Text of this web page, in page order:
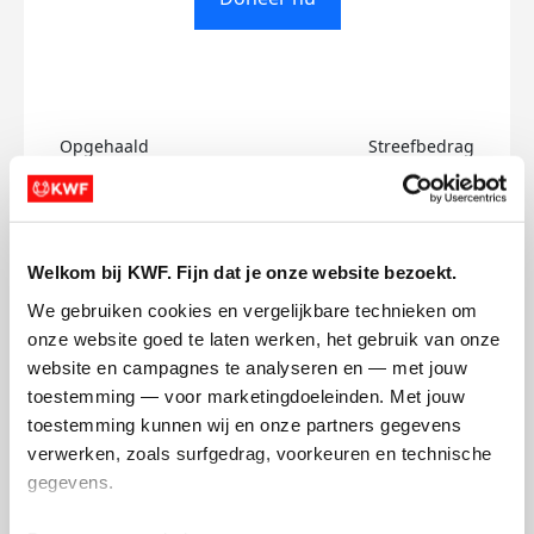
Welkom bij KWF. Fijn dat je onze website bezoekt.
We gebruiken cookies en vergelijkbare technieken om
onze website goed te laten werken, het gebruik van onze
website en campagnes te analyseren en — met jouw
toestemming — voor marketingdoeleinden. Met jouw
toestemming kunnen wij en onze partners gegevens
verwerken, zoals surfgedrag, voorkeuren en technische
gegevens.
Opgehaald
€0
Streefbedrag
€500
Glenn's badges